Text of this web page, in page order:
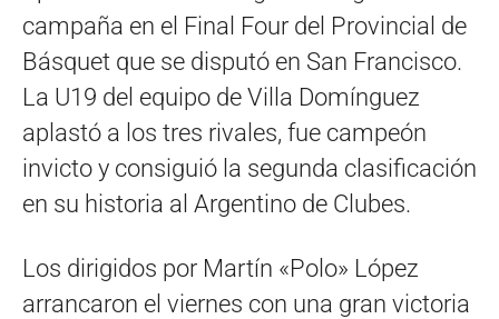
campaña en el Final Four del Provincial de
Básquet que se disputó en San Francisco.
La U19 del equipo de Villa Domínguez
aplastó a los tres rivales, fue campeón
invicto y consiguió la segunda clasificación
en su historia al Argentino de Clubes.
Los dirigidos por Martín «Polo» López
arrancaron el viernes con una gran victoria